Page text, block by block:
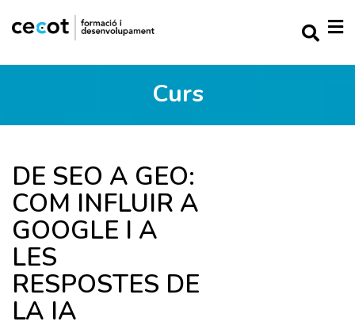
Curs
DE SEO A GEO:
COM INFLUIR A
GOOGLE I A
LES
RESPOSTES DE
LA IA